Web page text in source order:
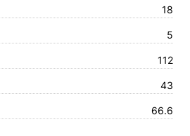
18
5
112
43
66.6